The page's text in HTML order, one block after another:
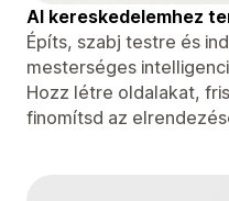
AI kereskedelemhez
Építs, szabj testre és
mesterséges
Hozz létre oldalakat,
finomítsd az